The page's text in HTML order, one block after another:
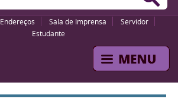
Endereços Sala de Imprensa
Servidor
Estudante